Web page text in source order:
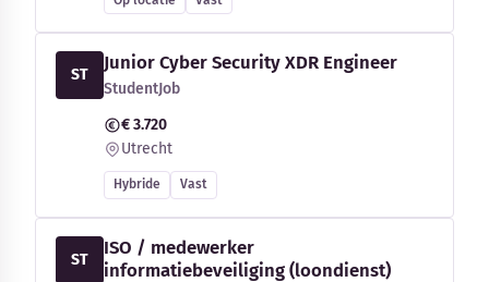
ST
Junior Cyber Security XDR Engineer
StudentJob
€ 3.720
Utrecht
Hybride Vast
ST
ISO / medewerker
informatiebeveiliging (loondienst)